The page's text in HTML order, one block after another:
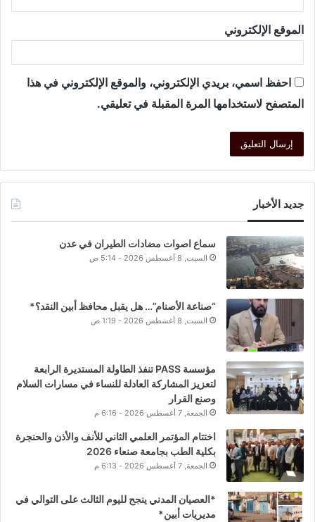
الموقع الإلكتروني
احفظ اسمي، بريدي الإلكتروني، والموقع الإلكتروني في هذا
المتصفح لاستخدامها المرة المقبلة في تعليقي.
جديد الأخبار
سماع اصوات مضادات الطيران في عدن
السبت, 8 أغسطس 2026 - 5:14 ص
“صناعة الأصنام”… هل يقبل محافظ أبين النقد؟*
السبت, 8 أغسطس 2026 - 1:19 ص
مؤسسة PASS تنفذ الطاولة المستديرة الرابعة
لتعزيز المشاركة العادلة للنساء في مسارات السلام
وصنع القرار
الجمعة, 7 أغسطس 2026 - 6:16 م
اختتام المؤتمر العلمي الثاني للأنف والأذن والحنجرة
بكلية الطب بجامعة صنعاء 2026
الجمعة, 7 أغسطس 2026 - 6:13 م
*العصيان المدني ينجح لليوم الثالث على التوالي في
مديريات أبين*